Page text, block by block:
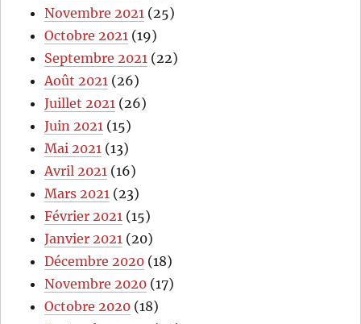
Novembre 2021 (25)
Octobre 2021 (19)
Septembre 2021 (22)
Août 2021 (26)
Juillet 2021 (26)
Juin 2021 (15)
Mai 2021 (13)
Avril 2021 (16)
Mars 2021 (23)
Février 2021 (15)
Janvier 2021 (20)
Décembre 2020 (18)
Novembre 2020 (17)
Octobre 2020 (18)